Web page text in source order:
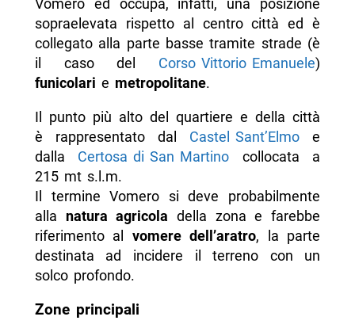
sopraelevata rispetto al centro città ed è
collegato alla parte basse tramite strade (è
il caso del Corso Vittorio Emanuele)
funicolari e metropolitane.
Il punto più alto del quartiere e della città
è rappresentato dal Castel Sant’Elmo e
dalla Certosa di San Martino collocata a
215 mt s.l.m.
Il termine Vomero si deve probabilmente
alla natura agricola della zona e farebbe
riferimento al vomere dell’aratro, la parte
destinata ad incidere il terreno con un
solco profondo.
Zone principali